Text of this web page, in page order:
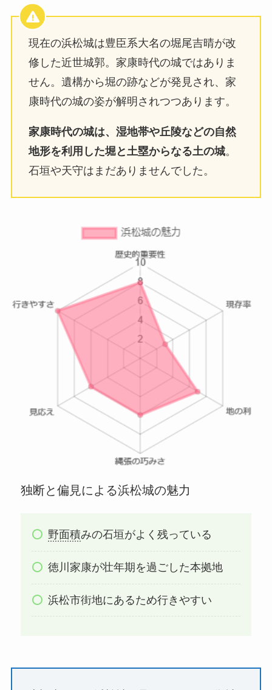
現在の浜松城は豊臣系大名の堀尾吉晴が改
修した近世城郭。家康時代の城ではありま
せん。遺構から堀の跡などが発見され、家
康時代の城の姿が解明されつつあります。
家康時代の城は、湿地帯や丘陵などの自然
地形を利用した堀と土塁からなる土の城。
石垣や天守はまだありませんでした。
独断と偏見による浜松城の魅力
野面積みの石垣がよく残っている
徳川家康が壮年期を過ごした本拠地
浜松市街地にあるため行きやすい